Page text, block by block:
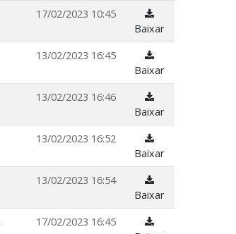
17/02/2023 10:45
Baixar
13/02/2023 16:45
Baixar
13/02/2023 16:46
Baixar
13/02/2023 16:52
Baixar
13/02/2023 16:54
Baixar
17/02/2023 16:45